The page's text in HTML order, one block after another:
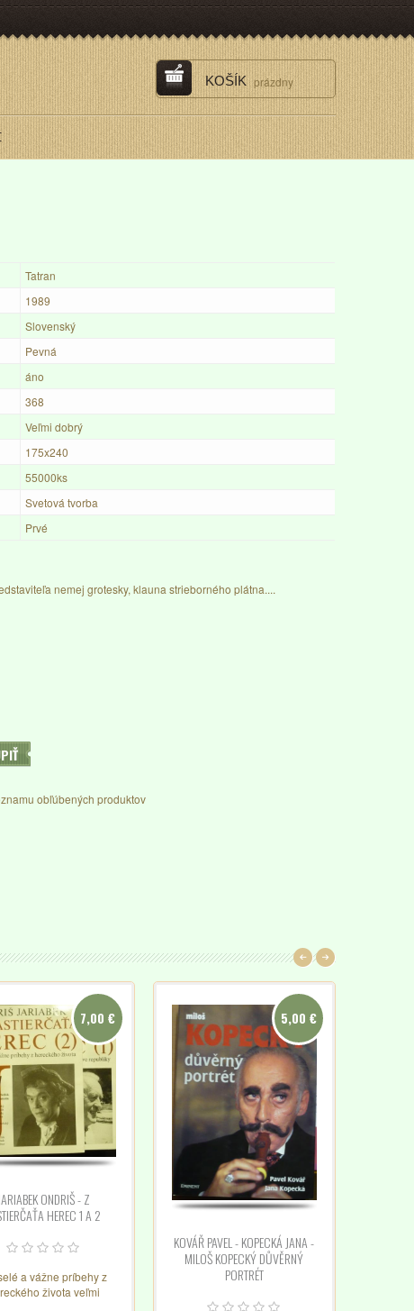
KOŠÍK prázdny
Tatran
1989
Slovenský
Pevná
áno
368
Veľmi dobrý
175x240
55000ks
Svetová tvorba
Prvé
nemej grotesky, klauna strieborného plátna....
obľúbených produktov
JARIABEK ONDRIŠ - Z
HEREC 1 A 2
a vážne príbehy z
života veľmi
7,00 €
KOVÁŘ PAVEL - KOPECKÁ JANA -
MILOŠ KOPECKÝ DŮVĚRNÝ
PORTRÉT
5,00 €